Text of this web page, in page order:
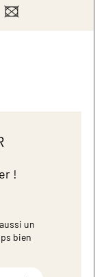
!
un
bien